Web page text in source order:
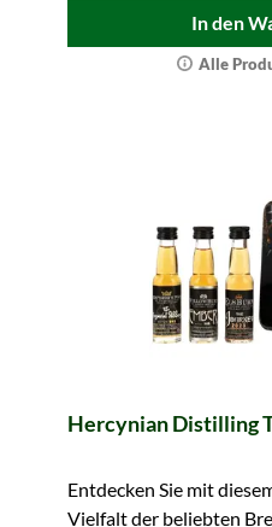
In den
Alle
Hercynian Distilling
Entdecken Sie mit
Vielfalt der beliebten